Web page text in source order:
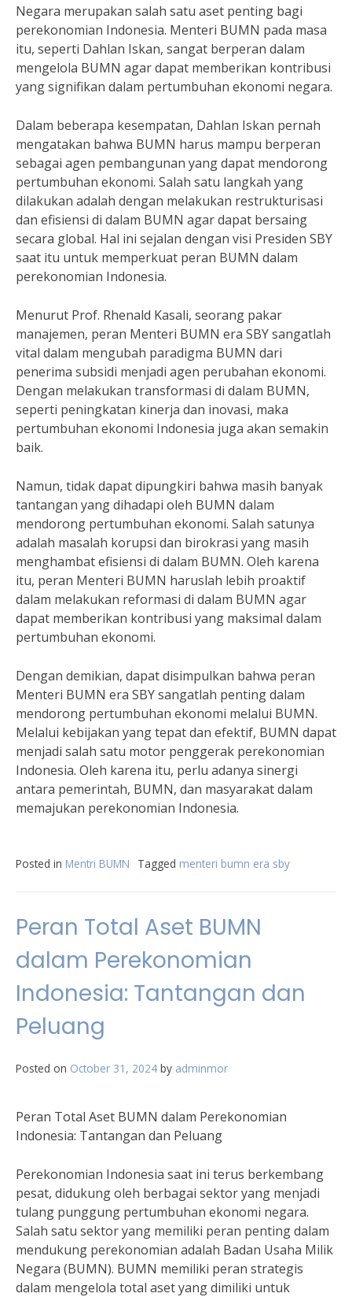
Negara merupakan salah satu aset penting bagi
perekonomian Indonesia. Menteri BUMN pada masa
itu, seperti Dahlan Iskan, sangat berperan dalam
mengelola BUMN agar dapat memberikan kontribusi
yang signifikan dalam pertumbuhan ekonomi negara.
Dalam beberapa kesempatan, Dahlan Iskan pernah
mengatakan bahwa BUMN harus mampu berperan
sebagai agen pembangunan yang dapat mendorong
pertumbuhan ekonomi. Salah satu langkah yang
dilakukan adalah dengan melakukan restrukturisasi
dan efisiensi di dalam BUMN agar dapat bersaing
secara global. Hal ini sejalan dengan visi Presiden SBY
saat itu untuk memperkuat peran BUMN dalam
perekonomian Indonesia.
Menurut Prof. Rhenald Kasali, seorang pakar
manajemen, peran Menteri BUMN era SBY sangatlah
vital dalam mengubah paradigma BUMN dari
penerima subsidi menjadi agen perubahan ekonomi.
Dengan melakukan transformasi di dalam BUMN,
seperti peningkatan kinerja dan inovasi, maka
pertumbuhan ekonomi Indonesia juga akan semakin
baik.
Namun, tidak dapat dipungkiri bahwa masih banyak
tantangan yang dihadapi oleh BUMN dalam
mendorong pertumbuhan ekonomi. Salah satunya
adalah masalah korupsi dan birokrasi yang masih
menghambat efisiensi di dalam BUMN. Oleh karena
itu, peran Menteri BUMN haruslah lebih proaktif
dalam melakukan reformasi di dalam BUMN agar
dapat memberikan kontribusi yang maksimal dalam
pertumbuhan ekonomi.
Dengan demikian, dapat disimpulkan bahwa peran
Menteri BUMN era SBY sangatlah penting dalam
mendorong pertumbuhan ekonomi melalui BUMN.
Melalui kebijakan yang tepat dan efektif, BUMN dapat
menjadi salah satu motor penggerak perekonomian
Indonesia. Oleh karena itu, perlu adanya sinergi
antara pemerintah, BUMN, dan masyarakat dalam
memajukan perekonomian Indonesia.
Posted in Mentri BUMN Tagged menteri bumn era sby
Peran Total Aset BUMN
dalam Perekonomian
Indonesia: Tantangan dan
Peluang
Posted on October 31, 2024 by adminmor
Peran Total Aset BUMN dalam Perekonomian
Indonesia: Tantangan dan Peluang
Perekonomian Indonesia saat ini terus berkembang
pesat, didukung oleh berbagai sektor yang menjadi
tulang punggung pertumbuhan ekonomi negara.
Salah satu sektor yang memiliki peran penting dalam
mendukung perekonomian adalah Badan Usaha Milik
Negara (BUMN). BUMN memiliki peran strategis
dalam mengelola total aset yang dimiliki untuk